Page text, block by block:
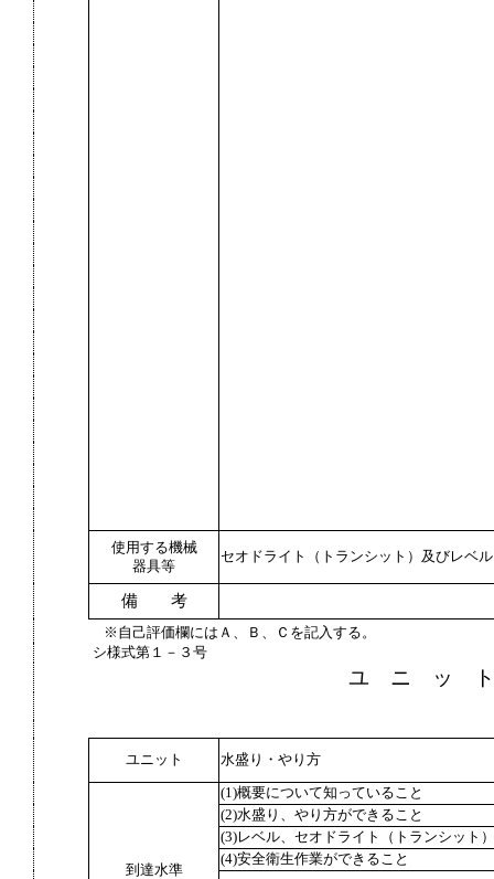
使用する機械
器具等
セオドライト（トランシット）及びレベ
備 考
※自己評価欄にはＡ、Ｂ、Ｃを記入する。
シ様式第１－３号
ユ ニ ッ
ユニット 水盛り・やり方
到達水準
(1)概要について知っていること
(2)水盛り、やり方ができること
(3)レベル、セオドライト（トランシット
(4)安全衛生作業ができること